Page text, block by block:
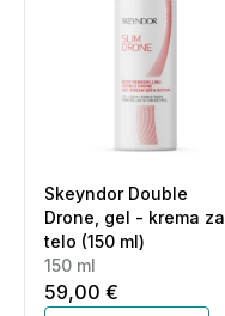
Skeyndor Double
Drone, gel - krema za
telo (150 ml)
150 ml
59,00 €